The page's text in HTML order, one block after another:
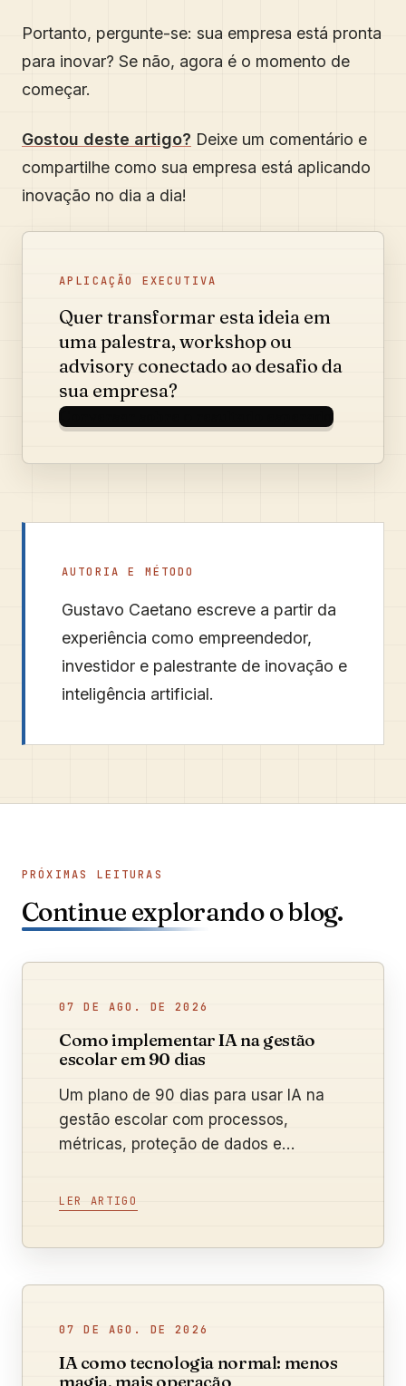
Portanto, pergunte-se: sua empresa está pronta
para inovar? Se não, agora é o momento de
começar.
Gostou deste artigo? Deixe um comentário e
compartilhe como sua empresa está aplicando
inovação no dia a dia!
APLICAÇÃO EXECUTIVA
Quer transformar esta ideia em
uma palestra, workshop ou
advisory conectado ao desafio da
sua empresa?
AUTORIA E MÉTODO
Gustavo Caetano escreve a partir da
experiência como empreendedor,
investidor e palestrante de inovação e
inteligência artificial.
PRÓXIMAS LEITURAS
Continue explorando o blog.
07 DE AGO. DE 2026
Como implementar IA na gestão
escolar em 90 dias
Um plano de 90 dias para usar IA na
gestão escolar com processos,
métricas, proteção de dados e
LER ARTIGO
07 DE AGO. DE 2026
IA como tecnologia normal: menos